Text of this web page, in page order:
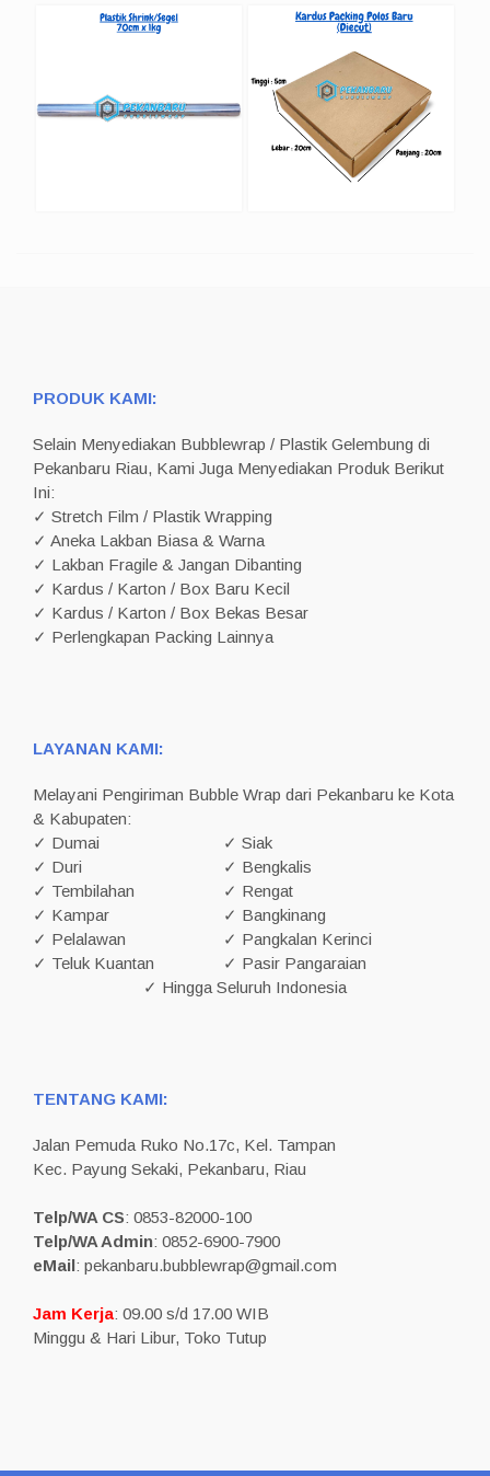
PRODUK KAMI:
Selain Menyediakan Bubblewrap / Plastik Gelembung di
Pekanbaru Riau, Kami Juga Menyediakan Produk Berikut
Ini:
✓ Stretch Film / Plastik Wrapping
✓ Aneka Lakban Biasa & Warna
✓ Lakban Fragile & Jangan Dibanting
✓ Kardus / Karton / Box Baru Kecil
✓ Kardus / Karton / Box Bekas Besar
✓ Perlengkapan Packing Lainnya
LAYANAN KAMI:
Melayani Pengiriman Bubble Wrap dari Pekanbaru ke Kota
& Kabupaten:
✓ Dumai
✓ Siak
✓ Duri
✓ Bengkalis
✓ Tembilahan
✓ Rengat
✓ Kampar
✓ Bangkinang
✓ Pelalawan
✓ Pangkalan Kerinci
✓ Teluk Kuantan
✓ Pasir Pangaraian
✓ Hingga Seluruh Indonesia
TENTANG KAMI:
Jalan Pemuda Ruko No.17c, Kel. Tampan
Kec. Payung Sekaki, Pekanbaru, Riau
Telp/WA CS: 0853-82000-100
Telp/WA Admin: 0852-6900-7900
eMail: pekanbaru.bubblewrap@gmail.com
Jam Kerja: 09.00 s/d 17.00 WIB
Minggu & Hari Libur, Toko Tutup